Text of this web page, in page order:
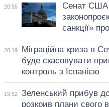
20:55
Сенат США
санкції»
20:19
Міграційна криза в
буде скасовувати
контроль з Іспанією
19:52
Зеленський прибув
розкрив плани свого